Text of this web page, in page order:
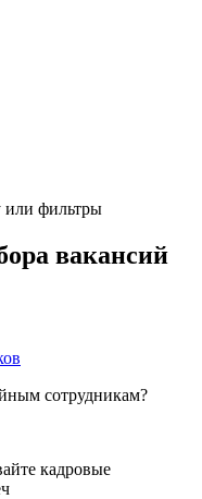
или фильтры
вакансий
сотрудникам?
кадровые